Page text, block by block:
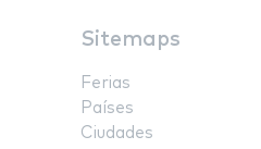
Sitemaps
Ferias
Países
Ciudades